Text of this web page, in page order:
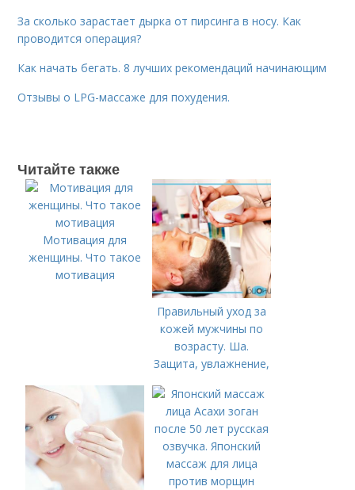
За сколько зарастает дырка от пирсинга в носу. Как
проводится операция?
Как начать бегать. 8 лучших рекомендаций начинающим
Отзывы о LPG-массаже для похудения.
Читайте также
Мотивация для
женщины. Что такое
мотивация
Правильный уход за
кожей мужчины по
возрасту. Ша.
Защита, увлажнение,